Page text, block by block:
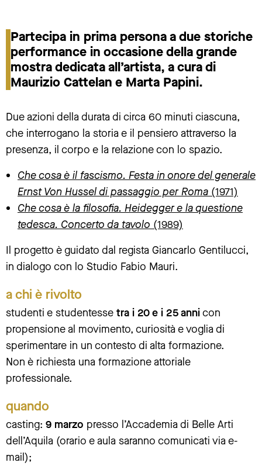
Partecipa in prima persona a due storiche
performance in occasione della grande
mostra dedicata all’artista, a cura di
Maurizio Cattelan e Marta Papini.
Due azioni della durata di circa 60 minuti ciascuna,
che interrogano la storia e il pensiero attraverso la
presenza, il corpo e la relazione con lo spazio.
Che cosa è il fascismo. Festa in onore del generale
Ernst Von Hussel di passaggio per Roma (1971)
Che cosa è la filosofia. Heidegger e la questione
tedesca. Concerto da tavolo (1989)
Il progetto è guidato dal regista Giancarlo Gentilucci,
in dialogo con lo Studio Fabio Mauri.
a chi è rivolto
studenti e studentesse tra i 20 e i 25 annicon
propensione al movimento, curiosità e voglia di
sperimentare in un contesto di alta formazione.
Non è richiesta una formazione attoriale
professionale.
quando
casting: 9 marzo presso l’Accademia di Belle Arti
dell’Aquila (orario e aula saranno comunicati via e-
mail);